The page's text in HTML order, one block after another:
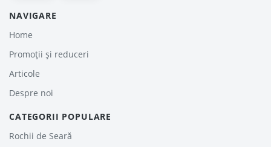
NAVIGARE
Home
Promoții și reduceri
Articole
Despre noi
CATEGORII POPULARE
Rochii de Seară